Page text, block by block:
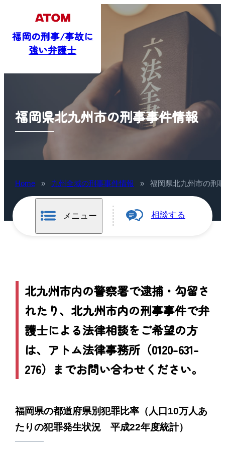
福岡の刑事/事故に
福岡県北九州市の刑事事件情報
Home » 九州全域の刑事事件情報 » 福岡県北九州市の刑
メニュー 相談する
北九州市内の警察署で逮捕・勾留さ
れたり、北九州市内の刑事事件で弁
護士による法律相談をご希望の方
は、アトム法律事務所（0120-631-
276）までお問い合わせください。
福岡県の都道府県別犯罪比率（人口10万人あ
たりの犯罪発生状況 平成22年度統計）